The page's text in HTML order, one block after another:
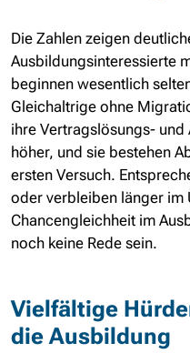
Die Zahlen zeigen
Ausbildungsinteressierte
beginnen wesentlich
Gleichaltrige ohne
ihre Vertragslösungs-
höher, und sie bestehen
ersten Versuch.
oder verbleiben länger im
Chancengleichheit im
noch keine Rede sein.
Vielfältige
die Ausbildung